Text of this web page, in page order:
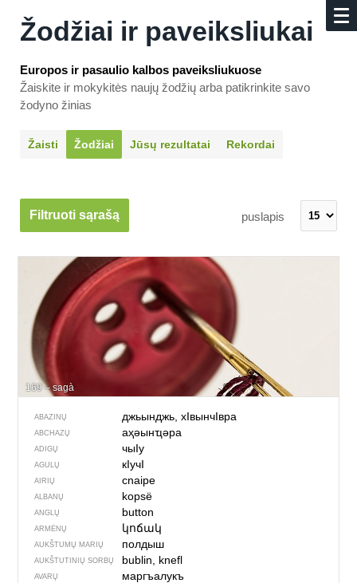
Žodžiai ir paveiksliukai
Europos ir pasaulio kalbos paveiksliukuose
Žaiskite ir mokykitės naujų žodžių arba patikrinkite savo
žodyno žinias
Žaisti Žodžiai Jūsų rezultatai Rekordai
Filtruoti sąrašą puslapis
169 – sagà
ABAZINŲ джьынджь, хIвынчIвра
ABCHAZŲ аҳәынҵәра
ADIGŲ чыIу
AGULŲ кIучI
AIRIŲ cnaipe
ALBANŲ kopsë
ANGLŲ button
ARMĖNŲ կոճակ
AUKŠTUMŲ MARIŲ полдыш
AUKŠTUTINIŲ SORBŲ bublin, knefl
AVARŲ маргъалукъ